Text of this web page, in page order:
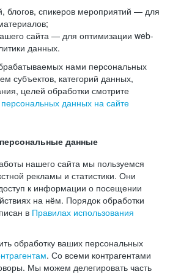
блогов, спикеров мероприятий — для
сайта — для оптимизации web-
данных.
нами персональных
субъектов, категорий данных,
целей обработки смотрите
данных на сайте
данные
нашего сайта мы пользуемся
рекламы и статистики. Они
к информации о посещении
на нём. Порядок обработки
в Правилах использования
обработку ваших персональных
. Со всеми контрагентами
Мы можем делегировать часть